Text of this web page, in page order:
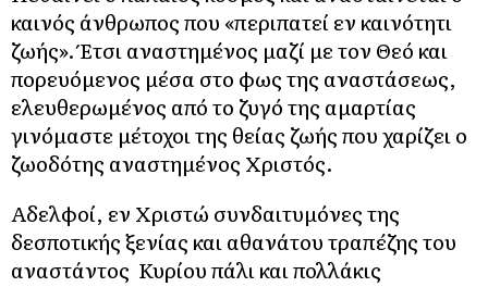
καινός άνθρωπος που «περιπατεί εν καινότητι
ζωής». Έτσι αναστημένος μαζί με τον Θεό και
πορευόμενος μέσα στο φως της αναστάσεως,
ελευθερωμένος από το ζυγό της αμαρτίας
γινόμαστε μέτοχοι της θείας ζωής που χαρίζει ο
ζωοδότης αναστημένος Χριστός.
Αδελφοί, εν Χριστώ συνδαιτυμόνες της
δεσποτικής ξενίας και αθανάτου τραπέζης του
αναστάντος Κυρίου πάλι και πολλάκις